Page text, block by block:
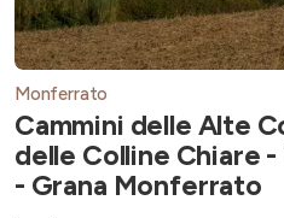
Monferrato
Cammini delle Alte
delle Colline Chiare
- Grana Monferrato